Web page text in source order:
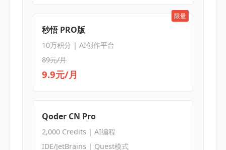
限量
秒悟 PRO版
10万积分 | AI创作平台
89元/月
9.9元/月
Qoder CN Pro
2,000 Credits | AI编程
IDE/JetBrains | Quest模式